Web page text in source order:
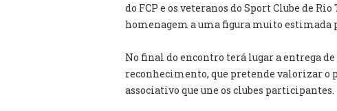
do FCP e os veteranos do Sport Clube de
homenagem a uma figura muito estimada
No final do encontro terá lugar a entrega
reconhecimento, que pretende valorizar o
associativo que une os clubes participantes.